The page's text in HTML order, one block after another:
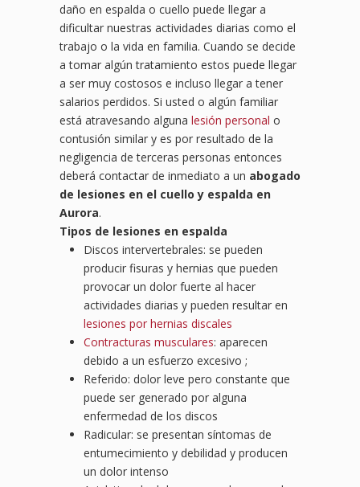
daño en espalda o cuello puede llegar a
dificultar nuestras actividades diarias como el
trabajo o la vida en familia. Cuando se decide
a tomar algún tratamiento estos puede llegar
a ser muy costosos e incluso llegar a tener
salarios perdidos. Si usted o algún familiar
está atravesando alguna lesión personal o
contusión similar y es por resultado de la
negligencia de terceras personas entonces
deberá contactar de inmediato a un abogado
de lesiones en el cuello y espalda en
Aurora.
Tipos de lesiones en espalda
Discos intervertebrales: se pueden
producir fisuras y hernias que pueden
provocar un dolor fuerte al hacer
actividades diarias y pueden resultar en
lesiones por hernias discales
Contracturas musculares: aparecen
debido a un esfuerzo excesivo ;
Referido: dolor leve pero constante que
puede ser generado por alguna
enfermedad de los discos
Radicular: se presentan síntomas de
entumecimiento y debilidad y producen
un dolor intenso